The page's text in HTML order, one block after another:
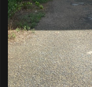
расположены
случае
возникновения
Жители двора
оператору ООО
«Стандарт», в